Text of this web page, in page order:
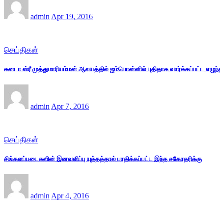
admin Apr 19, 2016
செய்திகள்
கனடா ஸ்ரீ முத்துமாரியம்மன் ஆலயத்தில் ஐம்பொன்னில் புதிதாக வார்க்கப்பட்ட
admin Apr 7, 2016
செய்திகள்
சிங்களப்படைகளின் இனவளிப்பு யுத்தத்தால் பாதிக்கப்பட்ட இந்த சகோதரிக்கு
admin Apr 4, 2016